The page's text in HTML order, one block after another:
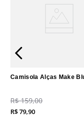
Camisola Alças Make
R$ 159,00
R$79,90